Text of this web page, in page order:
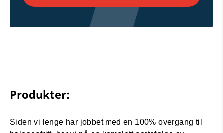
Produkter:
Siden vi lenge har jobbet med en 100% overgang til